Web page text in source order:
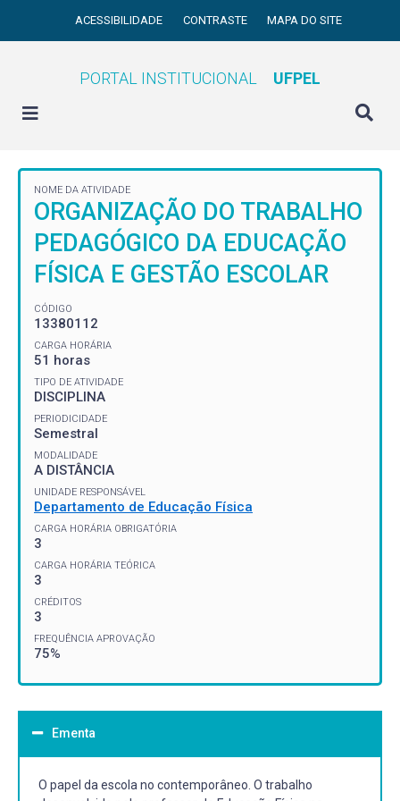
ACESSIBILIDADE CONTRASTE MAPA DO SITE
PORTAL INSTITUCIONAL UFPEL
NOME DA ATIVIDADE
ORGANIZAÇÃO DO TRABALHO
PEDAGÓGICO DA EDUCAÇÃO
FÍSICA E GESTÃO ESCOLAR
CÓDIGO
13380112
CARGA HORÁRIA
51 horas
TIPO DE ATIVIDADE
DISCIPLINA
PERIODICIDADE
Semestral
MODALIDADE
A DISTÂNCIA
UNIDADE RESPONSÁVEL
Departamento de Educação Física
CARGA HORÁRIA OBRIGATÓRIA
3
CARGA HORÁRIA TEÓRICA
3
CRÉDITOS
3
FREQUÊNCIA APROVAÇÃO
75%
Ementa
O papel da escola no contemporâneo. O trabalho